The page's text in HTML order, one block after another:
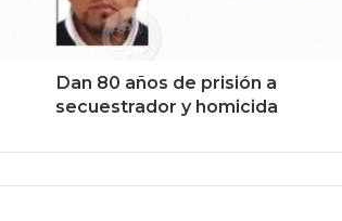
Dan 80 años de prisión a
secuestrador y homicida